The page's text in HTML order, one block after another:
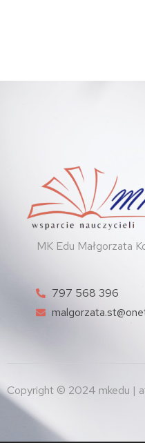
MK Edu Małgorzata
797 568 396
Copyright © 2024 mkedu |